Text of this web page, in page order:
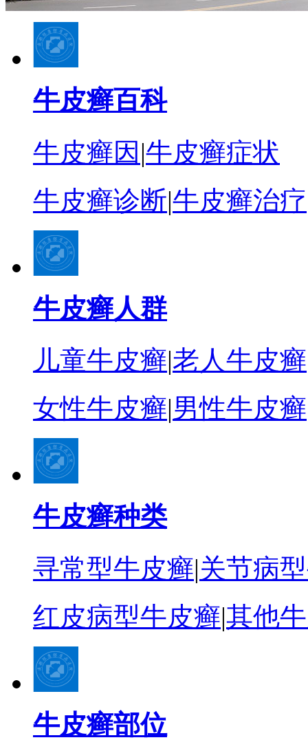
牛皮癣百科
牛皮癣因 |牛皮癣症状
牛皮癣诊断|牛皮癣治疗
牛皮癣人群
儿童牛皮癣|老人牛皮癣
女性牛皮癣|男性牛皮癣
牛皮癣种类
寻常型牛皮癣|关节病
红皮病型牛皮癣|其他
牛皮癣部位